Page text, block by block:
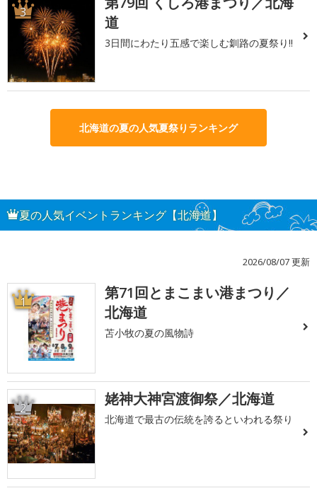
3
道
3日間にわたり五感で楽しむ釧路の夏祭り!!
北海道の夏の人気夏祭りランキング
夏の人気イベントランキング【北海道】
2026/08/07 更新
1
第71回とまこまい港まつり／
北海道
苫小牧の夏の風物詩
2 姥神大神宮渡御祭／北海道
北海道で最古の伝統を誇るといわれる祭り